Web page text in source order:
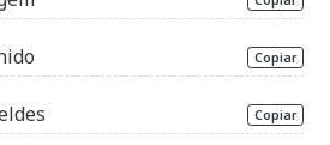
Copiar
Copiar